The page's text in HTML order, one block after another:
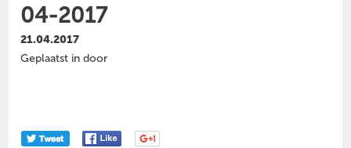
04-2017
21.04.2017
Geplaatst in door